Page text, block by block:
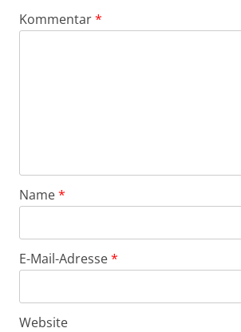
Kommentar*
Name*
E-Mail-Adresse*
Website